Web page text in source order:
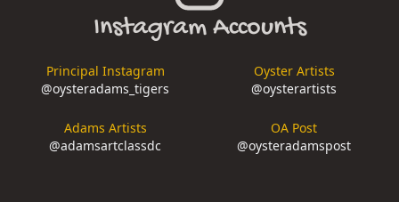
Instagram Accounts
Principal Instagram
@oysteradams_tigers
Oyster Artists
@oysterartists
Adams Artists
@adamsartclassdc
OA Post
@oysteradamspost